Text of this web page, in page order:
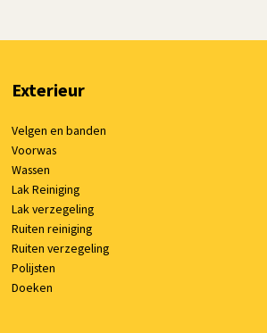
Exterieur
Velgen en banden
Voorwas
Wassen
Lak Reiniging
Lak verzegeling
Ruiten reiniging
Ruiten verzegeling
Polijsten
Doeken